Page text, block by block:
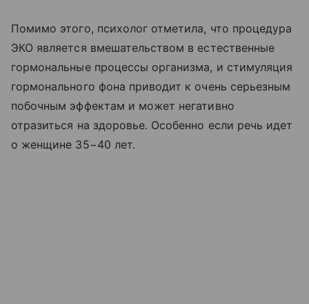
Помимо этого, психолог отметила, что процедура
ЭКО является вмешательством в естественные
гормональные процессы организма, и стимуляция
гормонального фона приводит к очень серьезным
побочным эффектам и может негативно
отразиться на здоровье. Особенно если речь идет
о женщине 35−40 лет.